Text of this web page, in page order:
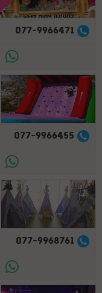
077-9966471
077-9966455
077-9968761